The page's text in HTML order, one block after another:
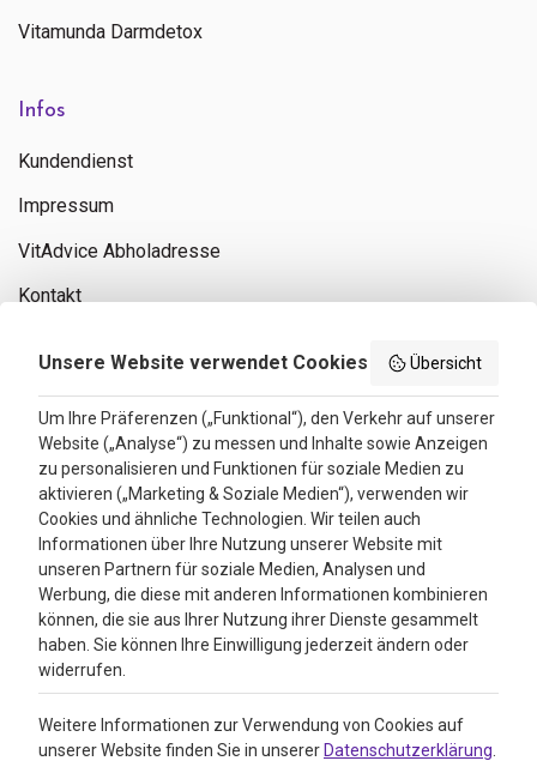
Vitamunda Darmdetox
Infos
Kundendienst
Impressum
VitAdvice Abholadresse
Kontakt
Bewertungen
4.3
Google Reviews
Unsere Website verwendet Cookies Übersicht
Um Ihre Präferenzen („Funktional“), den Verkehr auf unserer
Website („Analyse“) zu messen und Inhalte sowie Anzeigen
zu personalisieren und Funktionen für soziale Medien zu
aktivieren („Marketing & Soziale Medien“), verwenden wir
Cookies und ähnliche Technologien. Wir teilen auch
Informationen über Ihre Nutzung unserer Website mit
unseren Partnern für soziale Medien, Analysen und
Werbung, die diese mit anderen Informationen kombinieren
können, die sie aus Ihrer Nutzung ihrer Dienste gesammelt
haben. Sie können Ihre Einwilligung jederzeit ändern oder
widerrufen.
Weitere Informationen zur Verwendung von Cookies auf
unserer Website finden Sie in unserer Datenschutzerklärung